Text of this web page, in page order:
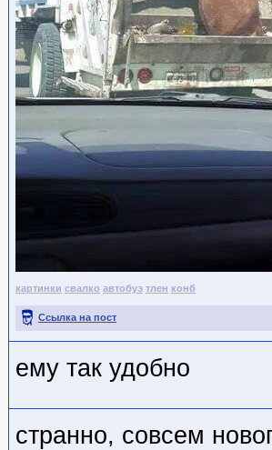
картинки свалко автобуэ тлен конб
Ссылка на пост
ему так удобно
странно, совсем